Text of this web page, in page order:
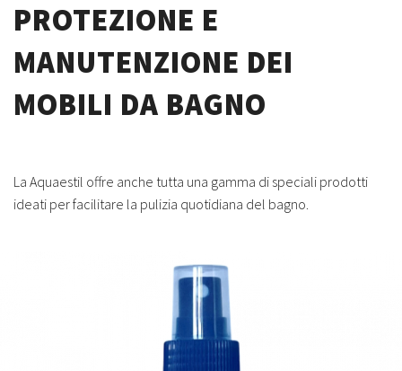
PROTEZIONE E
MANUTENZIONE DEI
MOBILI DA BAGNO
La Aquaestil offre anche tutta una gamma di speciali prodotti
ideati per facilitare la pulizia quotidiana del bagno.